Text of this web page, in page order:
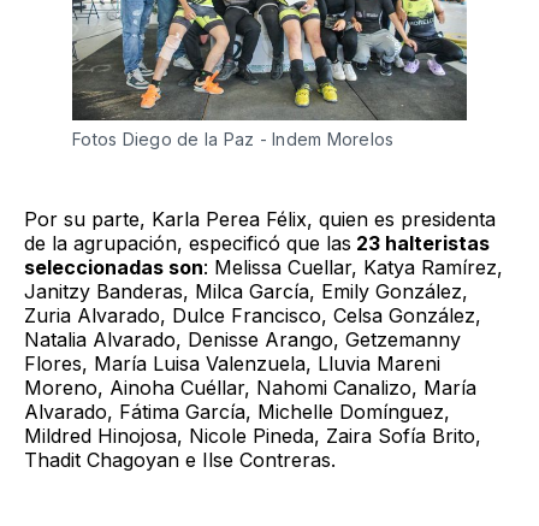
Fotos Diego de la Paz - Indem Morelos
Por su parte, Karla Perea Félix, quien es presidenta
de la agrupación, especificó que las 23 halteristas
seleccionadas son: Melissa Cuellar, Katya Ramírez,
Janitzy Banderas, Milca García, Emily González,
Zuria Alvarado, Dulce Francisco, Celsa González,
Natalia Alvarado, Denisse Arango, Getzemanny
Flores, María Luisa Valenzuela, Lluvia Mareni
Moreno, Ainoha Cuéllar, Nahomi Canalizo, María
Alvarado, Fátima García, Michelle Domínguez,
Mildred Hinojosa, Nicole Pineda, Zaira Sofía Brito,
Thadit Chagoyan e Ilse Contreras.